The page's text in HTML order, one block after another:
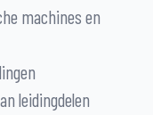
machines en
leidingdelen